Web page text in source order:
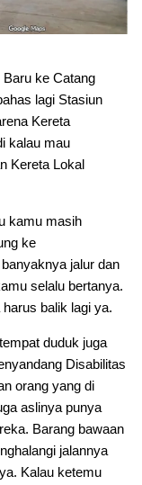
ke Catang
lagi Stasiun
Kereta
kalau mau
Kereta Lokal
kamu masih
ke
jalur dan
selalu bertanya.
balik lagi ya.
duduk juga
Disabilitas
orang yang di
aslinya punya
Barang bawaan
jalannya
Kalau ketemu